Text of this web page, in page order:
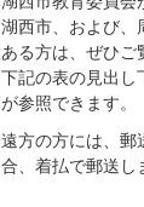
湖西市、および、
ある方は、ぜひご
下記の表の見出し
が参照できます。
遠方の方には、郵
合、着払で郵送し